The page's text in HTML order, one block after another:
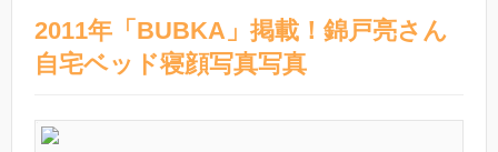
2011年「BUBKA」掲載！錦戸亮さん
自宅ベッド寝顔写真写真